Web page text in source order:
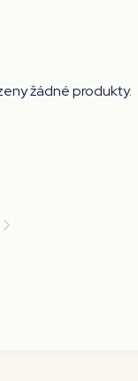
žádné produkty.